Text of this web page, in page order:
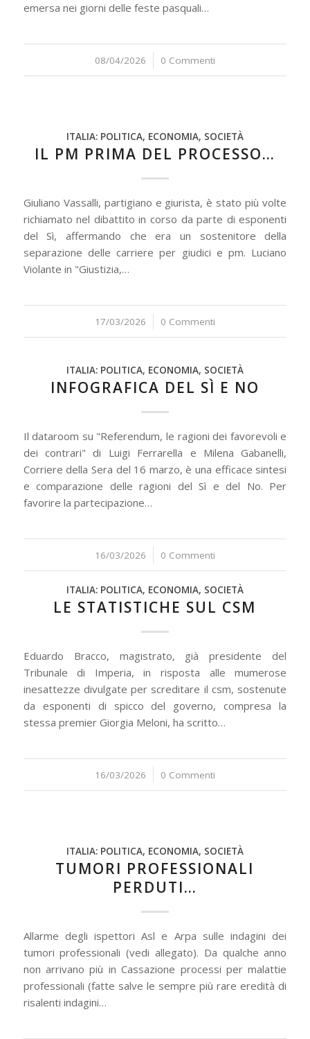
emersa nei giorni delle feste pasquali…
08/04/2026
/ 0 Commenti
ITALIA: POLITICA, ECONOMIA, SOCIETÀ
IL PM PRIMA DEL PROCESSO…
Giuliano Vassalli, partigiano e giurista, è stato più volte
richiamato nel dibattito in corso da parte di esponenti
del Sì, affermando che era un sostenitore della
separazione delle carriere per giudici e pm. Luciano
Violante in "Giustizia,…
17/03/2026
/ 0 Commenti
ITALIA: POLITICA, ECONOMIA, SOCIETÀ
INFOGRAFICA DEL SÌ E NO
Il dataroom su "Referendum, le ragioni dei favorevoli e
dei contrari" di Luigi Ferrarella e Milena Gabanelli,
Corriere della Sera del 16 marzo, è una efficace sintesi
e comparazione delle ragioni del Sì e del No. Per
favorire la partecipazione…
16/03/2026
/ 0 Commenti
ITALIA: POLITICA, ECONOMIA, SOCIETÀ
LE STATISTICHE SUL CSM
Eduardo Bracco, magistrato, già presidente del
Tribunale di Imperia, in risposta alle mumerose
inesattezze divulgate per screditare il csm, sostenute
da esponenti di spicco del governo, compresa la
stessa premier Giorgia Meloni, ha scritto…
16/03/2026
/ 0 Commenti
ITALIA: POLITICA, ECONOMIA, SOCIETÀ
TUMORI PROFESSIONALI
PERDUTI…
Allarme degli ispettori Asl e Arpa sulle indagini dei
tumori professionali (vedi allegato). Da qualche anno
non arrivano più in Cassazione processi per malattie
professionali (fatte salve le sempre più rare eredità di
risalenti indagini…